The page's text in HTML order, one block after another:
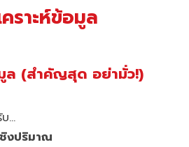
ราะห์ข้อมูล
ล (สำคัญสุด อย่ามั่ว!)
…
งปริมาณ